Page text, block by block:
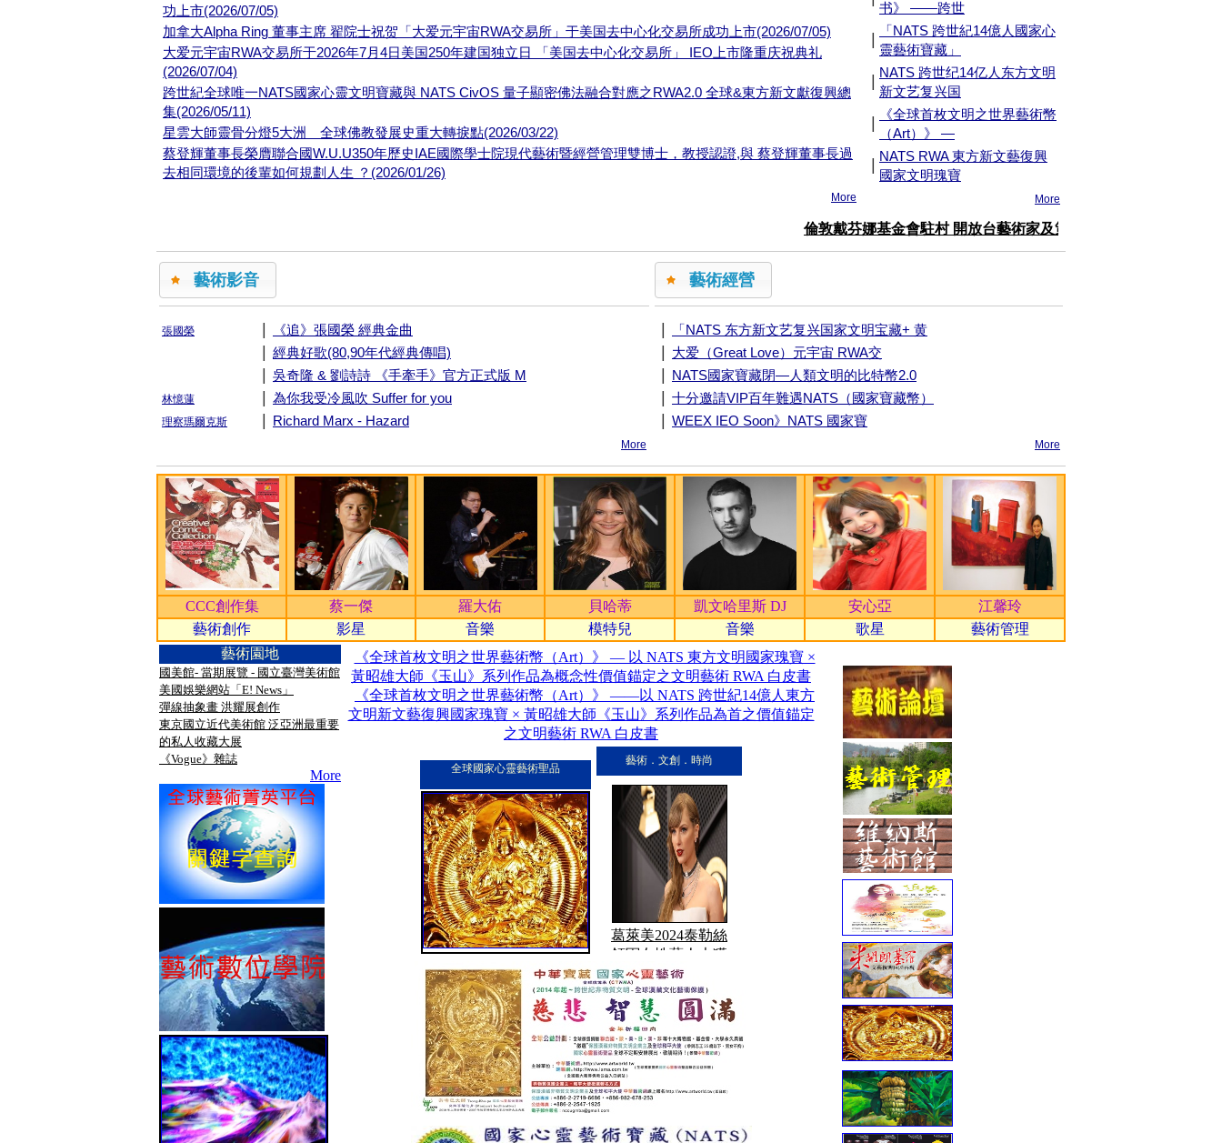
功上市(2026/07/05)
加拿大Alpha Ring 董事主席 翟院士祝贺「大爱元宇宙RWA交易所」于美国去中心化交易所成功上市(2026/07/05)
大爱元宇宙RWA交易所于2026年7月4日美国250年建国独立日 「美国去中心化交易所」 IEO上市隆重庆祝典礼
(2026/07/04)
跨世紀全球唯一NATS國家心靈文明寶藏與 NATS CivOS 量子顯密佛法融合對應之RWA2.0 全球&東方新文獻復興總
集(2026/05/11)
星雲大師靈骨分燈5大洲 全球佛教發展史重大轉捩點(2026/03/22)
蔡登輝董事長榮膺聯合國W.U.U350年歷史IAE國際學士院現代藝術暨經營管理雙博士，教授認證,與 蔡登輝董事長過
去相同環境的後輩如何規劃人生 ？(2026/01/26)
More
书》 ——跨世
「NATS 跨世紀14億人國家心
靈藝術寶藏」
NATS 跨世纪14亿人东方文明
新文艺复兴国
《全球首枚文明之世界藝術幣
（Art）》 —
NATS RWA 東方新文藝復興
國家文明瑰寶
More
藝術影音
張國榮 《追》張國榮 經典金曲
經典好歌(80,90年代經典傳唱)
吳奇隆 & 劉詩詩 《手牽手》官方正式版 M
林憶蓮 為你我受冷風吹 Suffer for you
理察瑪爾克斯 Richard Marx - Hazard
More
藝術經營
「NATS 东方新文艺复兴国家文明宝藏+ 黄
大爱（Great Love）元宇宙 RWA交
NATS國家寶藏閉—人類文明的比特幣2.0
十分邀請VIP百年難遇NATS（國家寶藏幣）
WEEX IEO Soon》NATS 國家寶
More
CCC創作集 蔡一傑 羅大佑 貝哈蒂 凱文哈里斯 DJ 安心亞
江馨玲
藝術創作
影星 音樂 模特兒 音樂 歌星
藝術管理
藝術園地
國美館- 當期展覽 - 國立臺灣美術館
美國娛樂網站「E! News」
彈線抽象畫 洪耀展創作
東京國立近代美術館 泛亞洲最重要
的私人收藏大展
《Vogue》雜誌
More
《全球首枚文明之世界藝術幣（Art）》 — 以 NATS 東方文明國家瑰寶 ×
黃昭雄大師《玉山》系列作品為概念性價值錨定之文明藝術 RWA 白皮書
《全球首枚文明之世界藝術幣（Art）》 ——以 NATS 跨世紀14億人東方
文明新文藝復興國家瑰寶 × 黃昭雄大師《玉山》系列作品為首之價值錨定
之文明藝術 RWA 白皮書
全球國家心靈藝術聖品
藝術．文創．時尚